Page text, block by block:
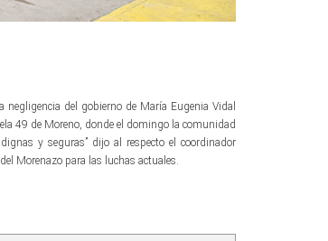
del gobierno de María Eugenia Vidal
49 de Moreno, donde el domingo la comunidad
y seguras” dijo al respecto el coordinador
Morenazo para las luchas actuales.